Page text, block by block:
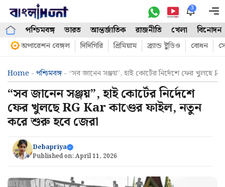
Skip
content
3
পশ্চিমবঙ্গ ভারত আন্তর্জাতিক রাজনীতি খেলা বিনোদন
অপারেশন বেঙ্গল দিদিগিরি প্রিমিয়াম ব্র্যান্ড ষ্টুডিও বোধন
Home - পশ্চিমবঙ্গ- “সব জানেন সঞ্জয়”, হাই কোর্টের নির্দেশে ফের খুলছে
“সব জানেন সঞ্জয়”, হাই কোর্টের নির্দেশে
ফের খুলছে RG Kar কাণ্ডের ফাইল, নতুন
করে শুরু হবে জেরা
Debapriya
Published on: April 11, 2026